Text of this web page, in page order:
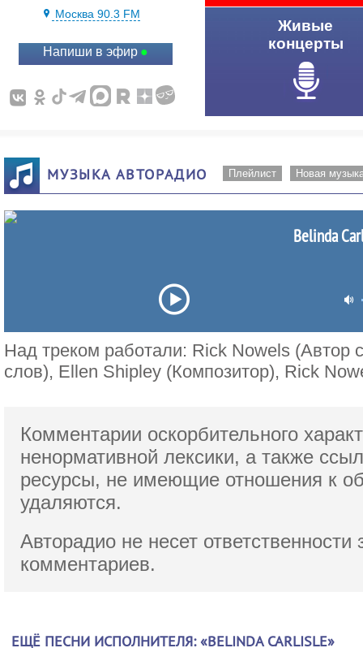
Москва 90.3 FM
Напиши в эфир
Живые
концерты
МУЗЫКА АВТОРАДИО Плейлист Новая
Belinda
Над треком работали: Rick Nowels (Автор
слов), Ellen Shipley (Композитор), Rick
Комментарии оскорбительного
ненормативной лексики, а также
ресурсы, не имеющие отношения к
удаляются.
Авторадио не несет ответственности
комментариев.
ЕЩЁ ПЕСНИ ИСПОЛНИТЕЛЯ: «BELINDA CARLISLE»